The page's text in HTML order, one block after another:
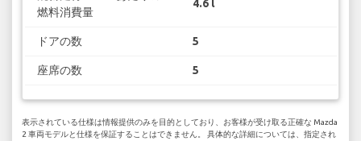
燃料消費量
4.6 l
ドアの数 5
座席の数 5
表示されている仕様は情報提供のみを目的としており、お客様が受け取る正確な Mazda
2 車両モデルと仕様を保証することはできません。 具体的な詳細については、指定され